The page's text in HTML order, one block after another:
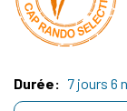
Durée
7 jours 6